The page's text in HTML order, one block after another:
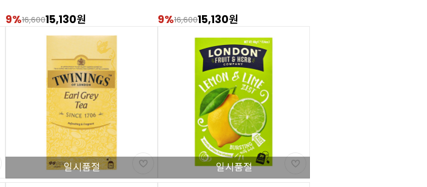
9%16,60015,130원 9%16,60015,130원
일시품절 일시품절